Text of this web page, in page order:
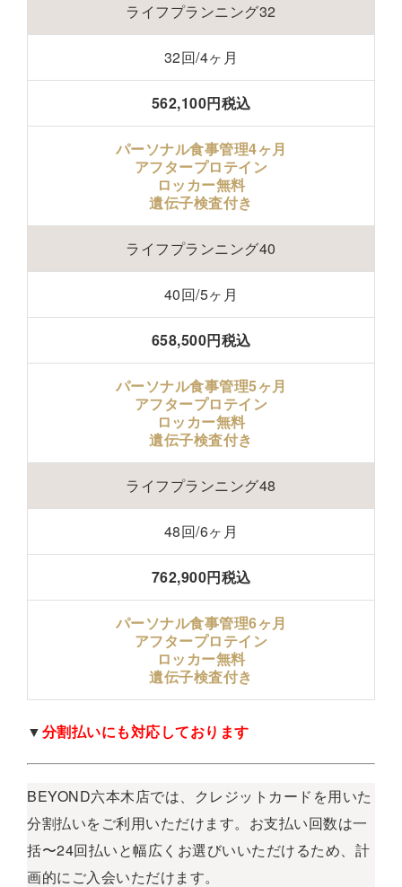
ライフプランニング32
32回/4ヶ月
562,100円税込
パーソナル食事管理4ヶ月
アフタープロテイン
ロッカー無料
遺伝子検査付き
ライフプランニング40
40回/5ヶ月
658,500円税込
パーソナル食事管理5ヶ月
アフタープロテイン
ロッカー無料
遺伝子検査付き
ライフプランニング48
48回/6ヶ月
762,900円税込
パーソナル食事管理6ヶ月
アフタープロテイン
ロッカー無料
遺伝子検査付き
▼分割払いにも対応しております
BEYOND六本木店では、クレジットカードを用いた
分割払いをご利用いただけます。 お支払い回数は一
括〜24回払いと幅広くお選びいいただけるため、計
画的にご入会いただけます。